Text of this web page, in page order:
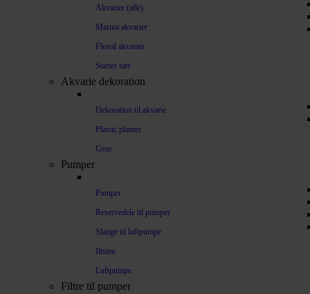
Akvarier (alle)
Marina akvarier
Fluval akvarier
Starter sæt
Akvarie dekoration
Dekoration til akvarie
Plastic planter
Grus
Pumper
Pumper
Reservedele til pumper
Slange til luftpumpe
Iltsten
Luftpumpe
Filtre til pumper